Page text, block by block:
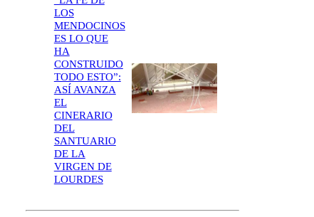
LOS
MENDOCINOS
ES LO QUE
HA
CONSTRUIDO
TODO ESTO”:
ASÍ AVANZA
EL
CINERARIO
DEL
SANTUARIO
DE LA
VIRGEN DE
LOURDES